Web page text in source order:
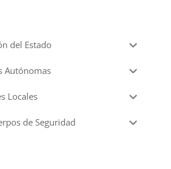
del Estado
Autónomas
Locales
de Seguridad